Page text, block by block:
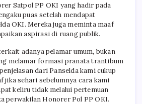
Satpol PP OKI yang hadir pada
puas setelah mendapat
OKI. Mereka juga meminta maaf
aspirasi di ruang publik.
adanya pelamar umum, bukan
melamar formasi pranata trantibum
dari Panselda kami cukup
jika sehari sebelumnya cara kami
keliru tidak melalui pertemuan
perwakilan Honorer Pol PP OKI.